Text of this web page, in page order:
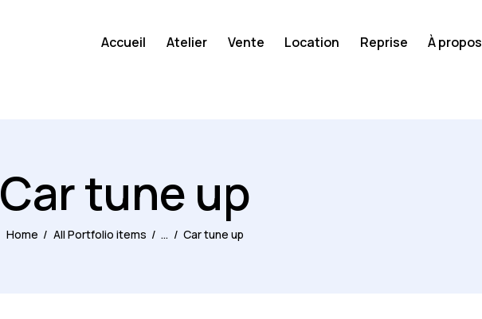
Accueil Atelier Vente Location Reprise À propos
Car tune up
Home All Portfolio items ... Car tune up